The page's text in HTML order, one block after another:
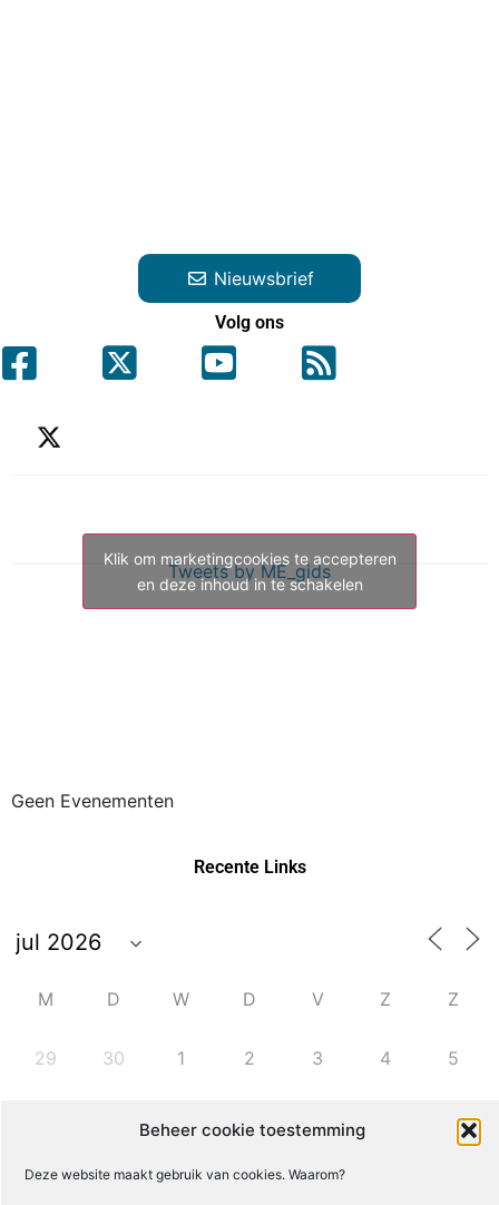
Beheer cookie toestemming
Deze website maakt gebruik van cookies. Waarom?
Nieuwsbrief
Volg ons
Tweets by ME_gids
Klik om marketingcookies te accepteren
en deze inhoud in te schakelen
Geen Evenementen
Recente Links
M D W D V Z Z
29 30 1 2 3 4 5
8 9 10 12